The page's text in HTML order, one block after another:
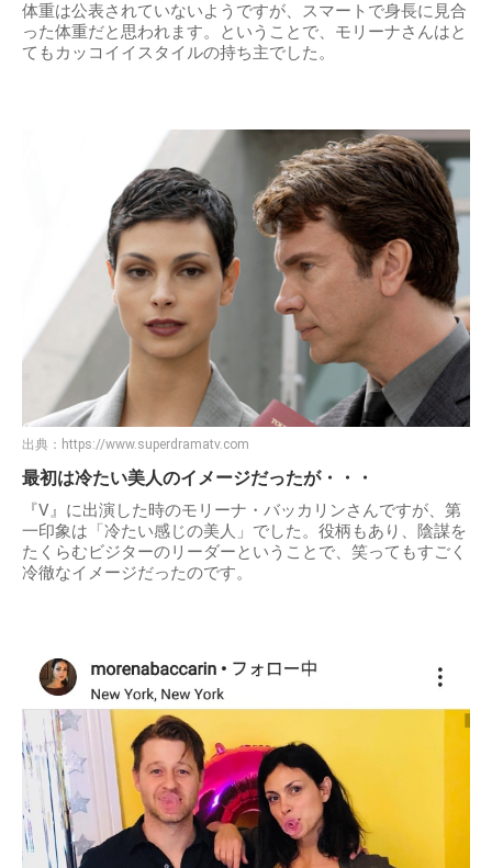
体重は公表されていないようですが、スマートで身長に見合
った体重だと思われます。ということで、モリーナさんはと
てもカッコイイスタイルの持ち主でした。
出典： https://www.superdramatv.com
最初は冷たい美人のイメージだったが・・・
『V』に出演した時のモリーナ・バッカリンさんですが、第
一印象は「冷たい感じの美人」でした。役柄もあり、陰謀を
たくらむビジターのリーダーということで、笑ってもすごく
冷徹なイメージだったのです。